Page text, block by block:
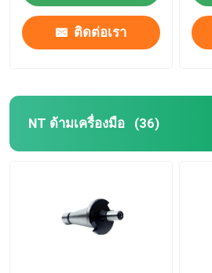
ติดต่อเรา
NT ด้ามเครื่องมือ (36)